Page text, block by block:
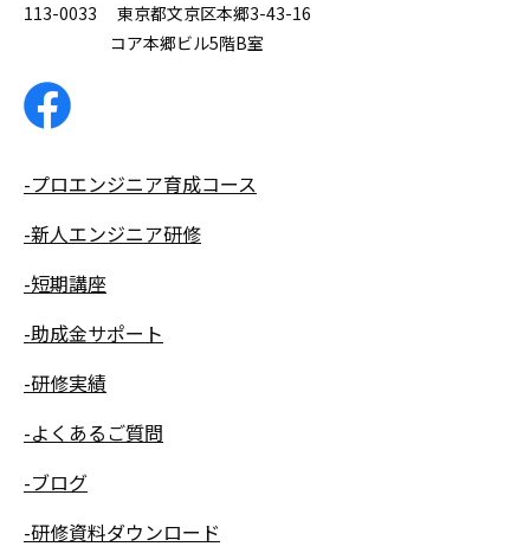
113-0033 東京都文京区本郷3-43-16
コア本郷ビル5階B室
-プロエンジニア育成コース
-新人エンジニア研修
-短期講座
-助成金サポート
-研修実績
-よくあるご質問
-ブログ
-研修資料ダウンロード